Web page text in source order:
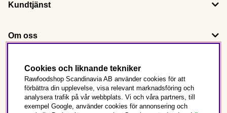
Kundtjänst
Om oss
Följ oss
Det här är Rawfoodshop
Cookies och liknande tekniker
Rawfoodshop Scandinavia AB använder cookies för att
förbättra din upplevelse, visa relevant marknadsföring och
analysera trafik på vår webbplats. Vi och våra partners, till
exempel Google, använder cookies för annonsering och